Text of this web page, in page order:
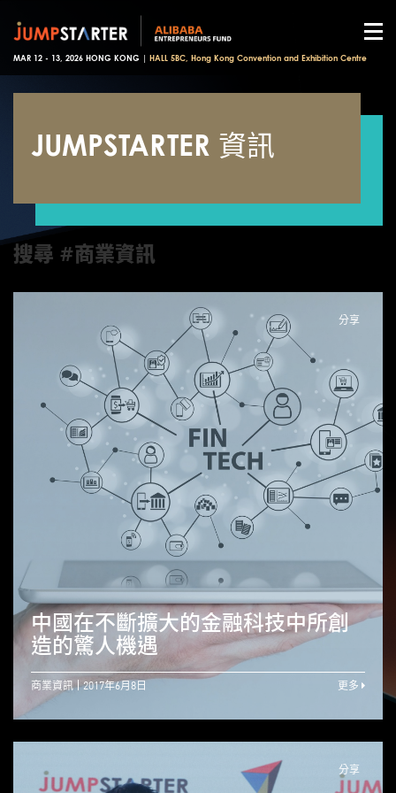
MAR 12 - 13, 2026 HONG KONG | HALL 5BC, Hong Kong Convention and Exhibition Centre
JUMPSTARTER 資訊
搜尋 #商業資訊
分享
中國在不斷擴大的金融科技中所創
造的驚人機遇
商業資訊 2017年6月8日 更多
分享